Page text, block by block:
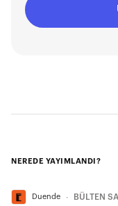
NEREDE YAYIMLANDI?
Duende ∙ BÜLTEN